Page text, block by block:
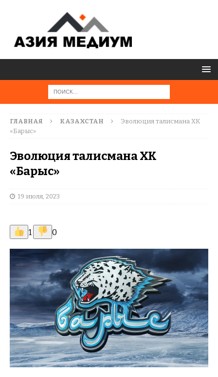
ГЛАВНАЯ КАЗАХСТАН
Эволюция талисмана ХК
«Барыс»
Эволюция талисмана ХК
«Барыс»
19 июля, 2023
1 0